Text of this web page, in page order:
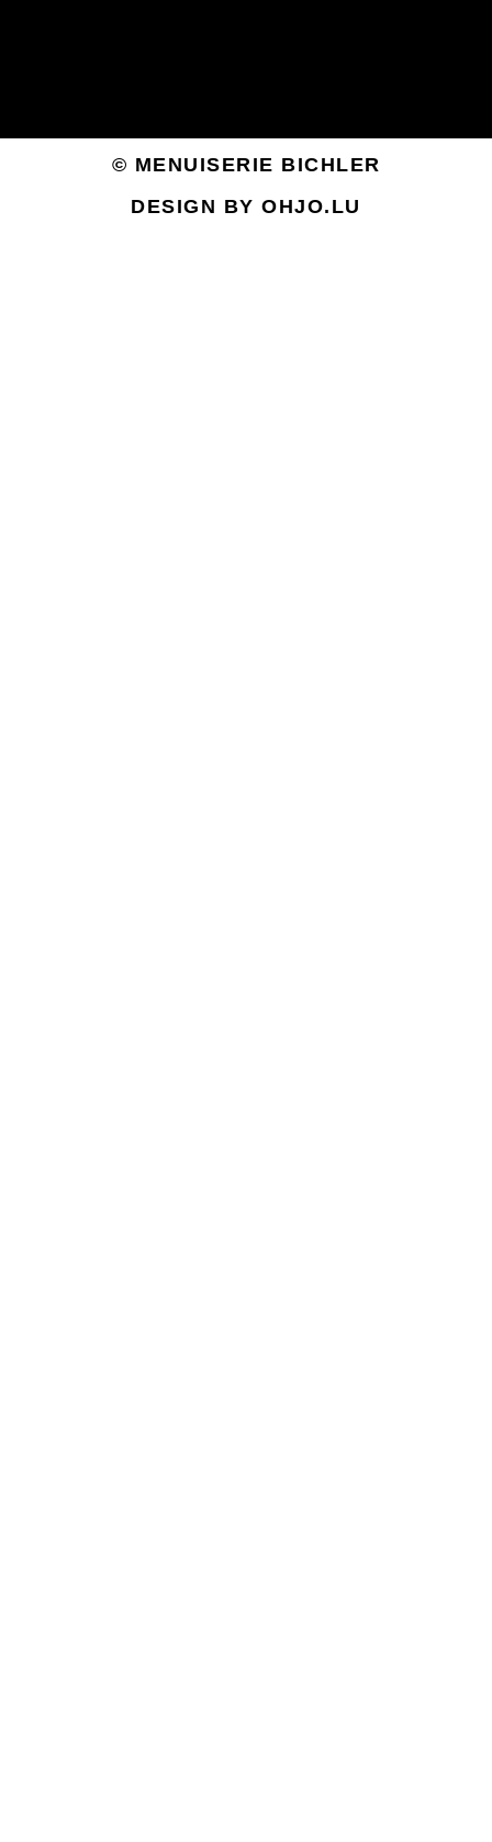
© MENUISERIE BICHLER
DESIGN BY OHJO.LU